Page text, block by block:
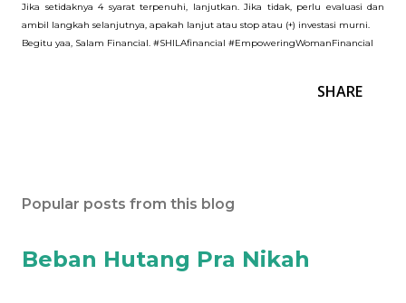
Jika setidaknya 4 syarat terpenuhi, lanjutkan. Jika tidak, perlu evaluasi dan
ambil langkah selanjutnya, apakah lanjut atau stop atau (+) investasi murni.
Begitu yaa, Salam Financial. #SHILAfinancial #EmpoweringWomanFinancial
SHARE
Popular posts from this blog
Beban Hutang Pra Nikah